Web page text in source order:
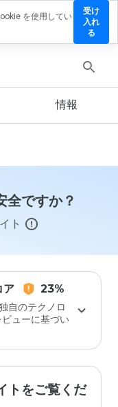
情報
ですか？
ト
ア 23%
自のテクノロ
ューに基づい
トをご覧くだ
を使用してい
受け
入れ
る